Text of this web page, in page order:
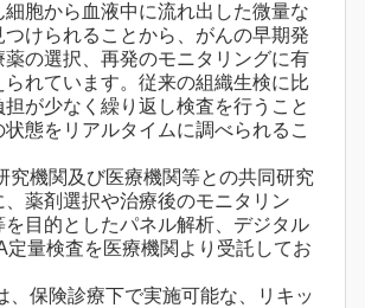
胞から血液中に流れ出した微量な
けられることから、がんの早期発
薬の選択、再発のモニタリングに有
られています。従来の組織生検に比
が少なく繰り返し検査を行うこと
態をリアルタイムに調べられるこ
究機関及び医療機関等との共同研究
薬剤選択や治療後のモニタリン
を目的としたパネル解析、デジタル
定量検査を医療機関より受託してお
、保険診療下で実施可能な、リキッ